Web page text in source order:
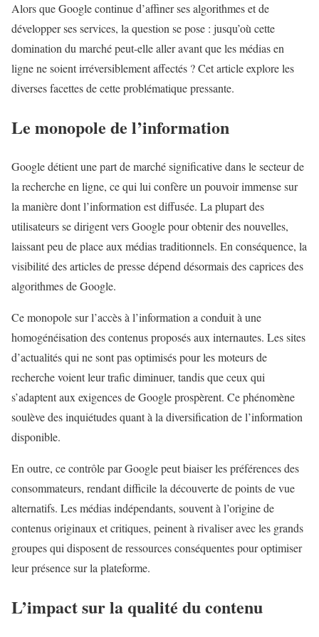
Alors que Google continue d’affiner ses algorithmes et de
développer ses services, la question se pose : jusqu’où cette
domination du marché peut-elle aller avant que les médias en
ligne ne soient irréversiblement affectés ? Cet article explore les
diverses facettes de cette problématique pressante.
Le monopole de l’information
Google détient une part de marché significative dans le secteur de
la recherche en ligne, ce qui lui confère un pouvoir immense sur
la manière dont l’information est diffusée. La plupart des
utilisateurs se dirigent vers Google pour obtenir des nouvelles,
laissant peu de place aux médias traditionnels. En conséquence, la
visibilité des articles de presse dépend désormais des caprices des
algorithmes de Google.
Ce monopole sur l’accès à l’information a conduit à une
homogénéisation des contenus proposés aux internautes. Les sites
d’actualités qui ne sont pas optimisés pour les moteurs de
recherche voient leur trafic diminuer, tandis que ceux qui
s’adaptent aux exigences de Google prospèrent. Ce phénomène
soulève des inquiétudes quant à la diversification de l’information
disponible.
En outre, ce contrôle par Google peut biaiser les préférences des
consommateurs, rendant difficile la découverte de points de vue
alternatifs. Les médias indépendants, souvent à l’origine de
contenus originaux et critiques, peinent à rivaliser avec les grands
groupes qui disposent de ressources conséquentes pour optimiser
leur présence sur la plateforme.
L’impact sur la qualité du contenu